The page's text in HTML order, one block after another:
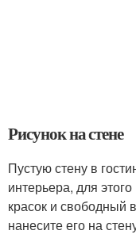
Рисунок на стене
Пустую стену в
интерьера, для
красок и свободный
нанесите его на